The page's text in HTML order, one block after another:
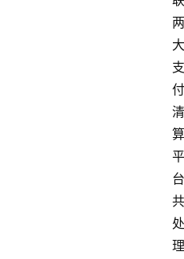
两
大
支
付
清
算
平
台
共
处
理